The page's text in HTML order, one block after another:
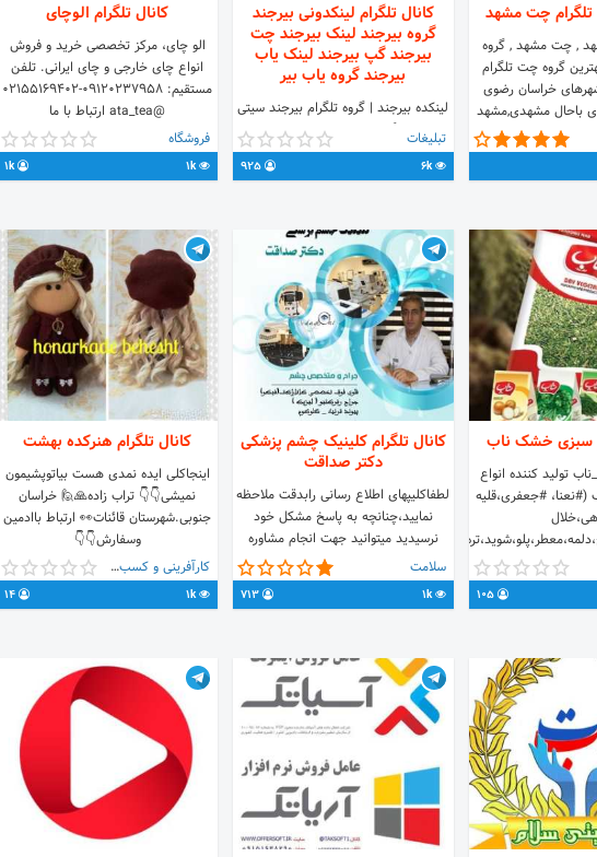
تلگرام چت مشهد
, چت مشهد , گروه
گروه چت تلگرام
خراسان رضوی
باحال مشهدی,مشهد
میتینگ
کانال تلگرام لینکدونی بیرجند
گروه بیرجند لینک بیرجند چت
بیرجند گپ بیرجند لینک یاب
بیرجند گروه یاب بیر
لینکده بیرجند | گروه تلگرام بیرجند سیتی
| لینک گروه دختر پسرای بیرجندی |
گروهای تلگرامی بیرجند | کانال بیرجند
سیتی | گروه تلگرام خراسان جنوبی |
@poshtiban_lin
تبلیغات
6k
925
کانال تلگرام الوچای
الو چای، مرکز تخصصی خرید و فروش
انواع چای خارجی و چای ایرانی. تلفن
مستقیم: 09120237958-02155169402
@ata_tea ارتباط با ما
www.atatea.com
فروشگاه
1k
1k
سبزی خشک ناب
تولید کننده انواع
#جعفری،قلیه
و ...) 📩
Ferdows_nab_20@yahoo.com ‎📬
105
کانال تلگرام کلینیک چشم پزشکی
دکتر صداقت
لطفاکلیپهای اطلاع رسانی رابدقت ملاحظه
نمایید،چنانچه به پاسخ مشکل خود
نرسیدید میتوانید جهت انجام مشاوره
رایگان در خصوص انواع بیماریهای چشمی
و عمل ها ،روزهای زوج به اتاق 5 در
کلینیک مراجعه نمایید
سلامت
1k
713
کانال تلگرام هنرکده بهشت
اینجاکلی ایده نمدی هست بیاتوپشیمون
نمیشی👇👇 تراب زاده🙏🙋 خراسان
جنوبی.شهرستان قائنات👀 ارتباط باادمین
وسفارش👇👇
https://t.me/HONARKADEEBEHESHT
کارآفرینی و کسب و کار
1k
14